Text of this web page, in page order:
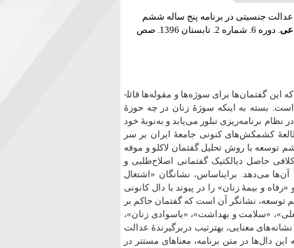
ملکی و محمدرضا جوادی یگانه (1396) «تحلیل گفتمان عدالت جنسیتی در برنامه پنج ساله ششم
. دوره 6. شماره 2. تابستان 1396. صص
این گفتمان‌ها برای سوژه‌ها و مقوله‌ها قائل­
بسته به اینکه سوژۀ زنان در چه حوزۀ
برنامه‌ریزی تبلور می‌یابد و به‌نوبۀ خود
کشمکش‌های کنونی جامعۀ ایران بر سر
توسعه با روش تحلیل گفتمان لاکلو و موفه
حاصل دیالکتیک گفتمانی اصلاح‌طلبی و
می‌دهد. براین­اساس، نشانگان «اشتغال
و بیمۀ زنان» را در پیوند با دال کانونی
نشانگر آن است که گفتمان حاکم بر
«سلامت و بهداشت»، «باسوادی زنان»،
معنایی، به­ترتیب دربرگیرندۀ عدالت
دال‌ها در متن برنامه، معناهای مستتر در